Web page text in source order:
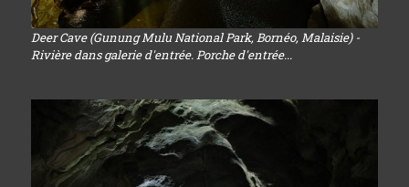
Deer Cave (Gunung Mulu National Park, Bornéo, Malaisie) -
Rivière dans galerie d'entrée. Porche d'entrée...